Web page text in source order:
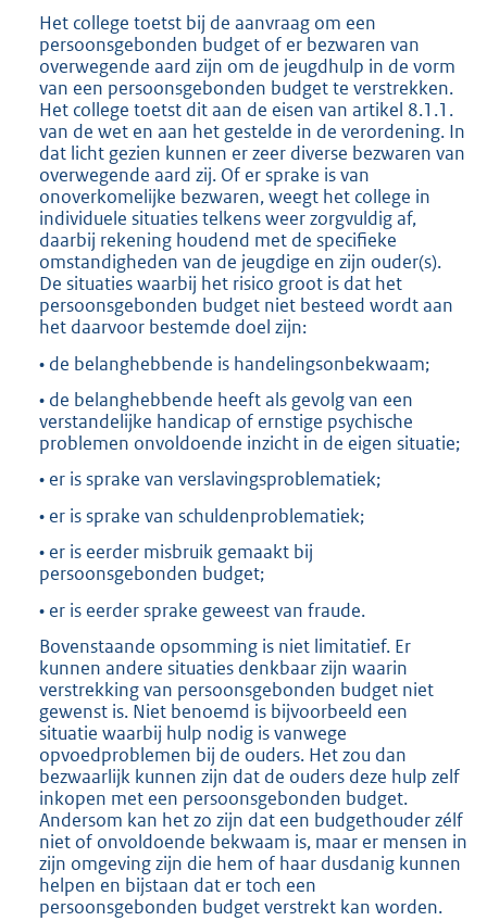
Het college toetst bij de aanvraag om een
persoonsgebonden budget of er bezwaren van
overwegende aard zijn om de jeugdhulp in de vorm
van een persoonsgebonden budget te verstrekken.
Het college toetst dit aan de eisen van artikel 8.1.1.
van de wet en aan het gestelde in de verordening. In
dat licht gezien kunnen er zeer diverse bezwaren van
overwegende aard zij. Of er sprake is van
onoverkomelijke bezwaren, weegt het college in
individuele situaties telkens weer zorgvuldig af,
daarbij rekening houdend met de specifieke
omstandigheden van de jeugdige en zijn ouder(s).
De situaties waarbij het risico groot is dat het
persoonsgebonden budget niet besteed wordt aan
het daarvoor bestemde doel zijn:
• de belanghebbende is handelingsonbekwaam;
• de belanghebbende heeft als gevolg van een
verstandelijke handicap of ernstige psychische
problemen onvoldoende inzicht in de eigen situatie;
• er is sprake van verslavingsproblematiek;
• er is sprake van schuldenproblematiek;
• er is eerder misbruik gemaakt bij
persoonsgebonden budget;
• er is eerder sprake geweest van fraude.
Bovenstaande opsomming is niet limitatief. Er
kunnen andere situaties denkbaar zijn waarin
verstrekking van persoonsgebonden budget niet
gewenst is. Niet benoemd is bijvoorbeeld een
situatie waarbij hulp nodig is vanwege
opvoedproblemen bij de ouders. Het zou dan
bezwaarlijk kunnen zijn dat de ouders deze hulp zelf
inkopen met een persoonsgebonden budget.
Andersom kan het zo zijn dat een budgethouder zélf
niet of onvoldoende bekwaam is, maar er mensen in
zijn omgeving zijn die hem of haar dusdanig kunnen
helpen en bijstaan dat er toch een
persoonsgebonden budget verstrekt kan worden.